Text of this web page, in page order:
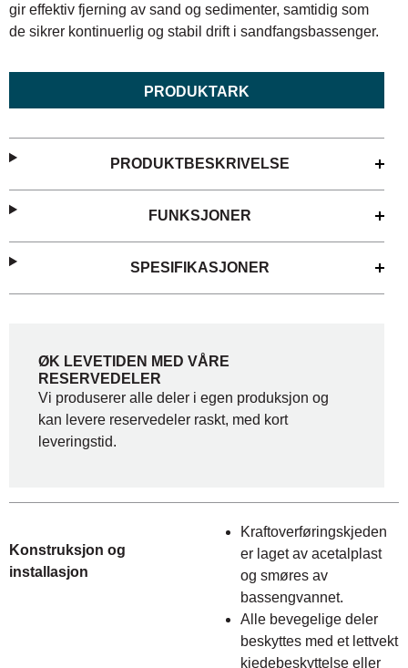
gir effektiv fjerning av sand og sedimenter, samtidig som
de sikrer kontinuerlig og stabil drift i sandfangsbassenger.
PRODUKTARK
PRODUKTBESKRIVELSE
FUNKSJONER
SPESIFIKASJONER
ØK LEVETIDEN MED VÅRE
RESERVEDELER
Vi produserer alle deler i egen produksjon og
kan levere reservedeler raskt, med kort
leveringstid.
Konstruksjon og
installasjon
Kraftoverføringskjeden
er laget av acetalplast
og smøres av
bassengvannet.
Alle bevegelige deler
beskyttes med et lettvekt
kjedebeskyttelse eller